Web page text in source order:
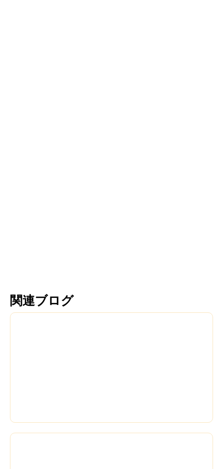
関連ブログ